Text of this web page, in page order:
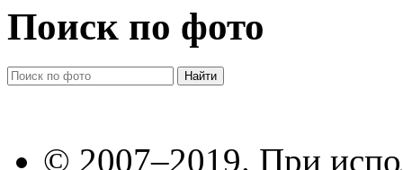
Поиск по фото
© 2007–2019. При